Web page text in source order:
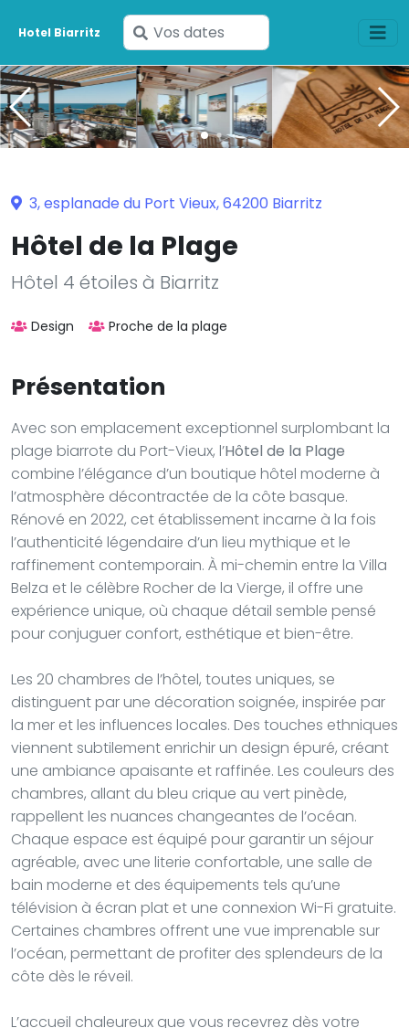
Hotel Biarritz
Saisissez
vos
dates
3, esplanade du Port Vieux, 64200 Biarritz
Hôtel de la Plage
Hôtel 4 étoiles à Biarritz
Design Proche de la plage
Présentation
Avec son emplacement exceptionnel surplombant la
plage biarrote du Port-Vieux, l’Hôtel de la Plage
combine l’élégance d’un boutique hôtel moderne à
l’atmosphère décontractée de la côte basque.
Rénové en 2022, cet établissement incarne à la fois
l’authenticité légendaire d’un lieu mythique et le
raffinement contemporain. À mi-chemin entre la Villa
Belza et le célèbre Rocher de la Vierge, il offre une
expérience unique, où chaque détail semble pensé
pour conjuguer confort, esthétique et bien-être.
Les 20 chambres de l’hôtel, toutes uniques, se
distinguent par une décoration soignée, inspirée par
la mer et les influences locales. Des touches ethniques
viennent subtilement enrichir un design épuré, créant
une ambiance apaisante et raffinée. Les couleurs des
chambres, allant du bleu crique au vert pinède,
rappellent les nuances changeantes de l’océan.
Chaque espace est équipé pour garantir un séjour
agréable, avec une literie confortable, une salle de
bain moderne et des équipements tels qu’une
télévision à écran plat et une connexion Wi-Fi gratuite.
Certaines chambres offrent une vue imprenable sur
l’océan, permettant de profiter des splendeurs de la
côte dès le réveil.
L’accueil chaleureux que vous recevrez dès votre